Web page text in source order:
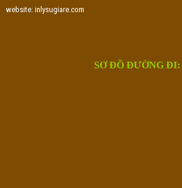
website: inlysugiare.com
SƠ ĐỒ ĐƯỜNG ĐI: